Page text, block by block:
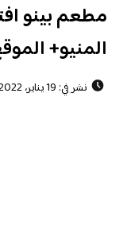
مطعم بينو
المنيو+
نشر في: 19 يناير، 2022